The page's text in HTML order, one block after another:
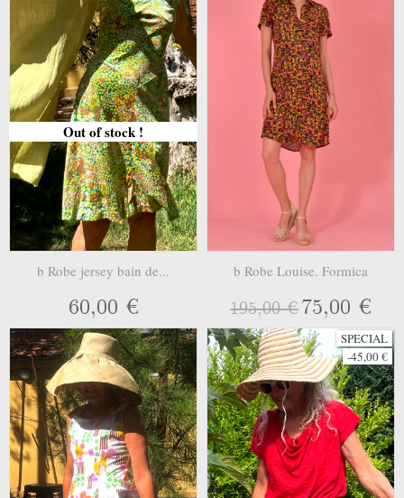
Out of stock !
b Robe jersey bain de...
60,00 €
b Robe Louise. Formica
195,00 €75,00 €
SPECIAL
-45,00 €